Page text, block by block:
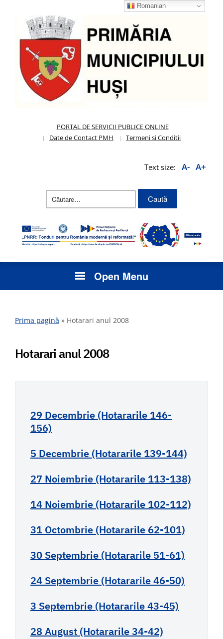
PORTAL DE SERVICII PUBLICE ONLINE
Date de Contact PMH
Termeni si Conditii
Text size: A- A+
Caută
Open Menu
Prima pagină » Hotarari anul 2008
Hotarari anul 2008
29 Decembrie (Hotararile 146-
156)
5 Decembrie (Hotararile 139-144)
27 Noiembrie (Hotararile 113-138)
14 Noiembrie (Hotararile 102-112)
31 Octombrie (Hotararile 62-101)
30 Septembrie (Hotararile 51-61)
24 Septembrie (Hotararile 46-50)
3 Septembrie (Hotararile 43-45)
28 August (Hotararile 34-42)
Romanian